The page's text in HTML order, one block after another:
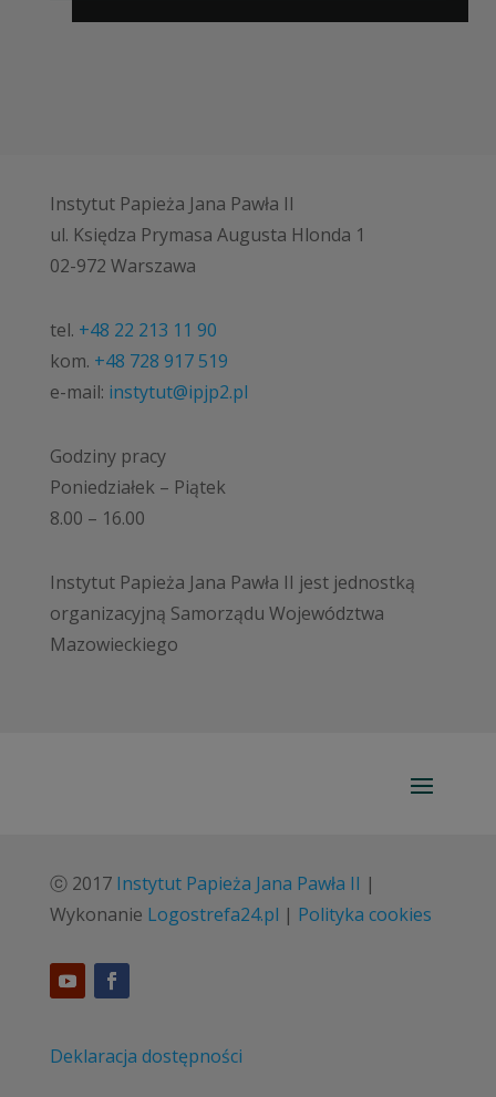
Instytut Papieża Jana Pawła II
ul. Księdza Prymasa Augusta Hlonda 1
02-972 Warszawa
tel. +48 22 213 11 90
kom. +48 728 917 519
e-mail: instytut@ipjp2.pl
Godziny pracy
Poniedziałek – Piątek
8.00 – 16.00
Instytut Papieża Jana Pawła II jest jednostką
organizacyjną Samorządu Województwa
Mazowieckiego
ⓒ 2017 Instytut Papieża Jana Pawła II |
Wykonanie Logostrefa24.pl | Polityka cookies
Deklaracja dostępności